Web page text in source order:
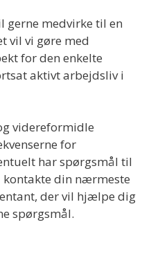
gerne medvirke til en
vil vi gøre med
for den enkelte
aktivt arbejdsliv i
videreformidle
for
har spørgsmål til
kontakte din nærmeste
der vil hjælpe dig
spørgsmål.